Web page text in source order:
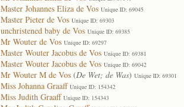
Master Johannes Eliza de Vos Unique ID: 69045
Master Pieter de Vos Unique ID: 69303
unchristened baby de Vos Unique ID: 69385
Mr Wouter de Vos Unique ID: 69297
Master Wouter Jacobus de Vos Unique ID: 69381
Master Wouter Jacobus de Vos Unique ID: 69042
Mr Wouter M de Vos (De Wet; de Was) Unique ID: 69301
Miss Johanna Graaff Unique ID: 154342
Miss Judith Graaff Unique ID: 154343